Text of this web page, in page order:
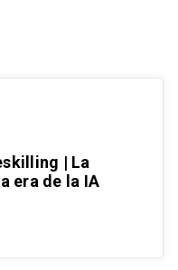
| La
era de la IA